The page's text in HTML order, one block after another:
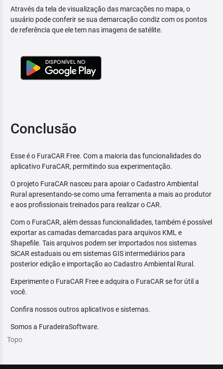
Através da tela de visualização das marcações no mapa, o
usuário pode conferir se sua demarcação condiz com os pontos
de referência que ele tem nas imagens de satélite.
Conclusão
Esse é o FuraCAR Free. Com a maioria das funcionalidades do
aplicativo FuraCAR, permitindo sua experimentação.
O projeto FuraCAR nasceu para apoiar o Cadastro Ambiental
Rural apresentando-se como uma ferramenta a mais ao produtor
e aos profissionais treinados para realizar o CAR.
Com o FuraCAR, além dessas funcionalidades, também é possível
exportar as camadas demarcadas para arquivos KML e
Shapefile. Tais arquivos podem ser importados nos sistemas
SiCAR estaduais ou em sistemas GIS intermediários para
posterior edição e importação ao Cadastro Ambiental Rural.
Experimente o FuraCAR Free e adquira o FuraCAR se for útil a
você.
Confira nossos outros aplicativos e sistemas.
Somos a FuradeiraSoftware.
Topo